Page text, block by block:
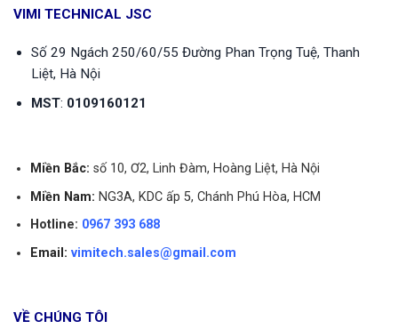
VÌ SAO NÊN CHỌN VIMITECH
CÓ SẴN RẤT NHIỀU LOẠI BẢNG GIÁ
HƯỚNG DẪN CHỌN MUA
VIMI TECHNICAL JSC
Số 29 Ngách 250/60/55 Đường Phan Trọng Tuệ, Thanh
Liệt, Hà Nội
MST: 0109160121
Miền Bắc: số 10, Ơ2, Linh Đàm, Hoàng Liệt, Hà Nội
Miền Nam: NG3A, KDC ấp 5, Chánh Phú Hòa, HCM
Hotline: 0967 393 688
Email: vimitech.sales@gmail.com
VỀ CHÚNG TÔI